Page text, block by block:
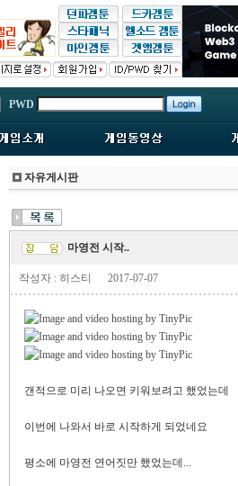
PWD
자유게시판
마영전 시작..
작성자 : 히스티 2017-07-07
갠적으로 미리 나오면 키워보려고 했었는데
이번에 나와서 바로 시작하게 되었네요
평소에 마영전 연어짓만 했었는데...